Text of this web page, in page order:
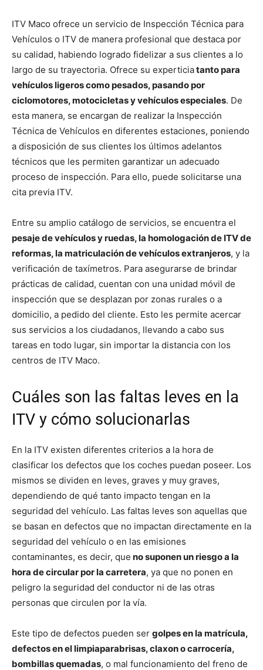
ITV Maco ofrece un servicio de Inspección Técnica para
Vehículos o ITV de manera profesional que destaca por
su calidad, habiendo logrado fidelizar a sus clientes a lo
largo de su trayectoria. Ofrece su experticiatanto para
vehículos ligeros como pesados, pasando por
ciclomotores, motocicletas y vehículos especiales. De
esta manera, se encargan de realizar la Inspección
Técnica de Vehículos en diferentes estaciones, poniendo
a disposición de sus clientes los últimos adelantos
técnicos que les permiten garantizar un adecuado
proceso de inspección. Para ello, puede solicitarse una
cita previa ITV.
Entre su amplio catálogo de servicios, se encuentra el
pesaje de vehículos y ruedas, la homologación de ITV de
reformas, la matriculación de vehículos extranjeros, y la
verificación de taxímetros. Para asegurarse de brindar
prácticas de calidad, cuentan con una unidad móvil de
inspección que se desplazan por zonas rurales o a
domicilio, a pedido del cliente. Esto les permite acercar
sus servicios a los ciudadanos, llevando a cabo sus
tareas en todo lugar, sin importar la distancia con los
centros de ITV Maco.
Cuáles son las faltas leves en la
ITV y cómo solucionarlas
En la ITV existen diferentes criterios a la hora de
clasificar los defectos que los coches puedan poseer. Los
mismos se dividen en leves, graves y muy graves,
dependiendo de qué tanto impacto tengan en la
seguridad del vehículo. Las faltas leves son aquellas que
se basan en defectos que no impactan directamente en la
seguridad del vehículo o en las emisiones
contaminantes, es decir, que no suponen un riesgo a la
hora de circular por la carretera, ya que no ponen en
peligro la seguridad del conductor ni de las otras
personas que circulen por la vía.
Este tipo de defectos pueden ser golpes en la matrícula,
defectos en el limpiaparabrisas, claxon o carrocería,
bombillas quemadas, o mal funcionamiento del freno de